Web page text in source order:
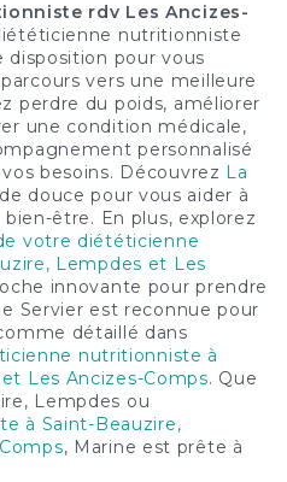
rdv Les Ancizes-
nutritionniste
pour vous
vers une meilleure
perdre du poids, améliorer
une condition médicale,
personnalisé
besoins. Découvrez La
douce pour vous aider à
être. En plus, explorez
votre diététicienne
Lempdes et Les
innovante pour prendre
Servier est reconnue pour
détaillé dans
nutritionniste à
Les Ancizes-Comps. Que
Lempdes ou
à Saint-Beauzire,
, Marine est prête à